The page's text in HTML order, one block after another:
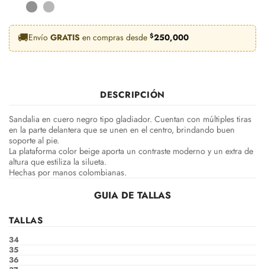
con5 de 5
en base a
valoraciones
de clientes
🚚Envío GRATIS en compras desde $250,000
DESCRIPCIÓN
Sandalia en cuero negro tipo gladiador. Cuentan con múltiples tiras
en la parte delantera que se unen en el centro, brindando buen
soporte al pie.
La plataforma color beige aporta un contraste moderno y un extra de
altura que estiliza la silueta.
Hechas por manos colombianas.
GUIA DE TALLAS
TALLAS
34
35
36